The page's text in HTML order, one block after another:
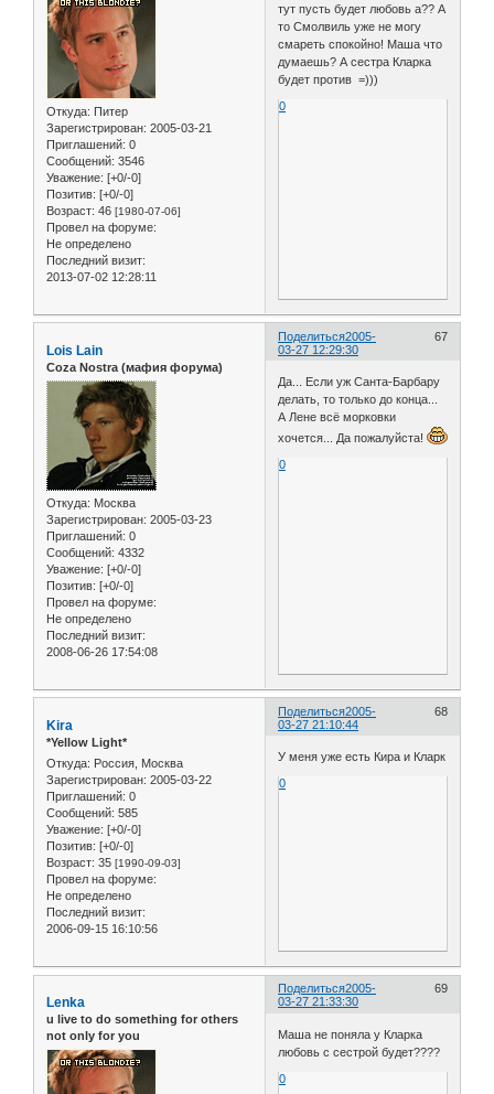
Откуда: Питер
Зарегистрирован: 2005-03-21
Приглашений: 0
Сообщений: 3546
Уважение: [+0/-0]
Позитив: [+0/-0]
Возраст: 46 [1980-07-06]
Провел на форуме:
Не определено
Последний визит:
2013-07-02 12:28:11
тут пусть будет любовь а?? А
то Смолвиль уже не могу
смареть спокойно! Маша что
думаешь? А сестра Кларка
будет против =)))
0
Поделиться 67
2005-
03-27 12:29:30
Lois Lain
Coza Nostra (мафия форума)
Откуда: Москва
Зарегистрирован: 2005-03-23
Приглашений: 0
Сообщений: 4332
Уважение: [+0/-0]
Позитив: [+0/-0]
Провел на форуме:
Не определено
Последний визит:
2008-06-26 17:54:08
Да... Если уж Санта-Барбару
делать, то только до конца...
А Лене всё морковки
хочется... Да пожалуйста!
0
Поделиться 68
2005-
03-27 21:10:44
Kira
*Yellow Light*
Откуда: Россия, Москва
Зарегистрирован: 2005-03-22
Приглашений: 0
Сообщений: 585
Уважение: [+0/-0]
Позитив: [+0/-0]
Возраст: 35 [1990-09-03]
Провел на форуме:
Не определено
Последний визит:
2006-09-15 16:10:56
У меня уже есть Кира и Кларк
0
Поделиться 69
2005-
03-27 21:33:30
Lenka
u live to do something for others
not only for you
Маша не поняла у Кларка
любовь с сестрой будет????
0